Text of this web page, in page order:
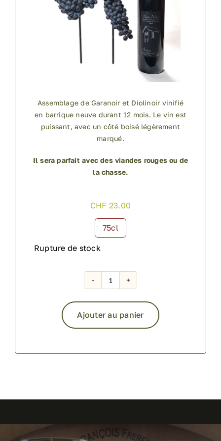
Assemblage de Garanoir et Diolinoir vinifié
en barrique neuve durant 12 mois. Le vin est
puissant, avec un côté boisé légèrement
marqué.
Il sera parfait avec des viandes rouges ou de
la chasse.
CHF 23.00
75cl
Rupture de stock
quantité
Two
Ajouter au panier